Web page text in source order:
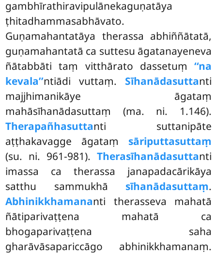
gambhīrathiravipulānekaguṇatāya
ṭhitadhammasabhāvato.
Guṇamahantatāya therassa abhiññātatā,
guṇamahantatā ca suttesu āgatanayeneva
ñātabbāti taṃ vitthārato dassetuṃ ‘‘na
kevala’’ntiādi vuttaṃ. Sīhanādasuttanti
majjhimanikāye āgataṃ
mahāsīhanādasuttaṃ (ma. ni. 1.146).
Therapañhasuttanti suttanipāte
aṭṭhakavagge āgataṃ sāriputtasuttaṃ
(su. ni. 961-981). Therasīhanādasuttanti
imassa ca therassa janapadacārikāya
satthu sammukhā sīhanādasuttaṃ.
Abhinikkhamananti therasseva mahatā
ñātiparivaṭṭena mahatā ca
bhogaparivaṭṭena saha
gharāvāsapariccāgo abhinikkhamanaṃ.